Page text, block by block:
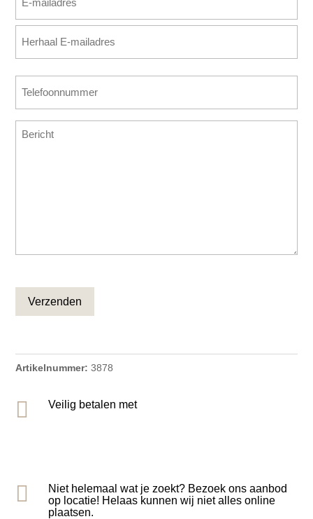
mailadres
bevestigen
Bericht
Artikelnummer: 3878
 Veilig betalen met

Niet helemaal wat je zoekt? Bezoek ons aanbod
op locatie! Helaas kunnen wij niet alles online
plaatsen.